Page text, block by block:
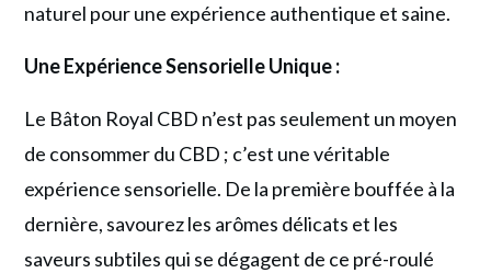
naturel pour une expérience authentique et saine.
Une Expérience Sensorielle Unique :
Le Bâton Royal CBD n’est pas seulement un moyen
de consommer du CBD ; c’est une véritable
expérience sensorielle. De la première bouffée à la
dernière, savourez les arômes délicats et les
saveurs subtiles qui se dégagent de ce pré-roulé